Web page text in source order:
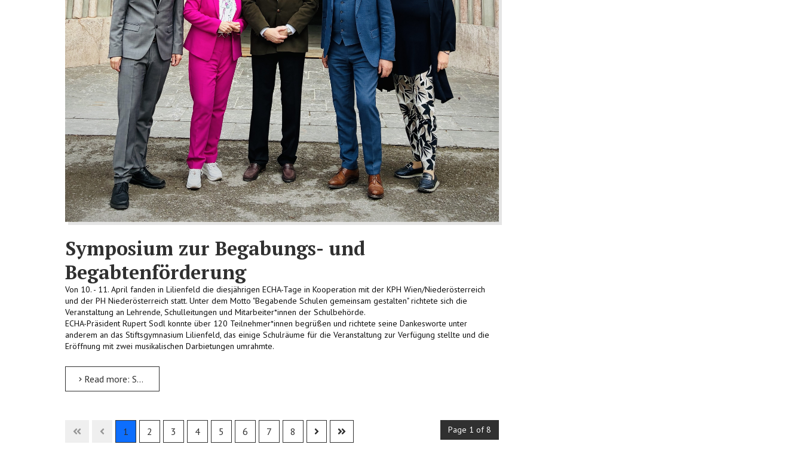
Symposium zur Begabungs- und
Begabtenförderung
Von 10. - 11. April fanden in Lilienfeld die diesjährigen ECHA-Tage in Kooperation mit der KPH Wien/Niederösterreich
und der PH Niederösterreich statt. Unter dem Motto "Begabende Schulen gemeinsam gestalten" richtete sich die
Veranstaltung an Lehrende, Schulleitungen und Mitarbeiter*innen der Schulbehörde.
ECHA-Präsident Rupert Sodl konnte über 120 Teilnehmer*innen begrüßen und richtete seine Dankesworte unter
anderem an das Stiftsgymnasium Lilienfeld, das einige Schulräume für die Veranstaltung zur Verfügung stellte und die
Eröffnung mit zwei musikalischen Darbietungen umrahmte.
Read more: Symposium zur Begabungs- und Begabtenförderung
Page 1 of 8
1 2 3 4 5 6 7 8